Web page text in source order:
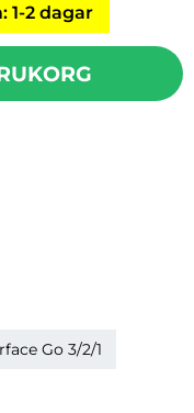
1-2 dagar
Go 3/2/1